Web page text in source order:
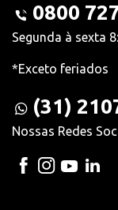
0800
Segunda à sexta
*Exceto feriados
(31)
Nossas Redes